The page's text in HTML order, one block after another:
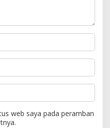
web saya pada peramban